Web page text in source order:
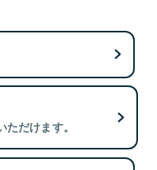
だけます。